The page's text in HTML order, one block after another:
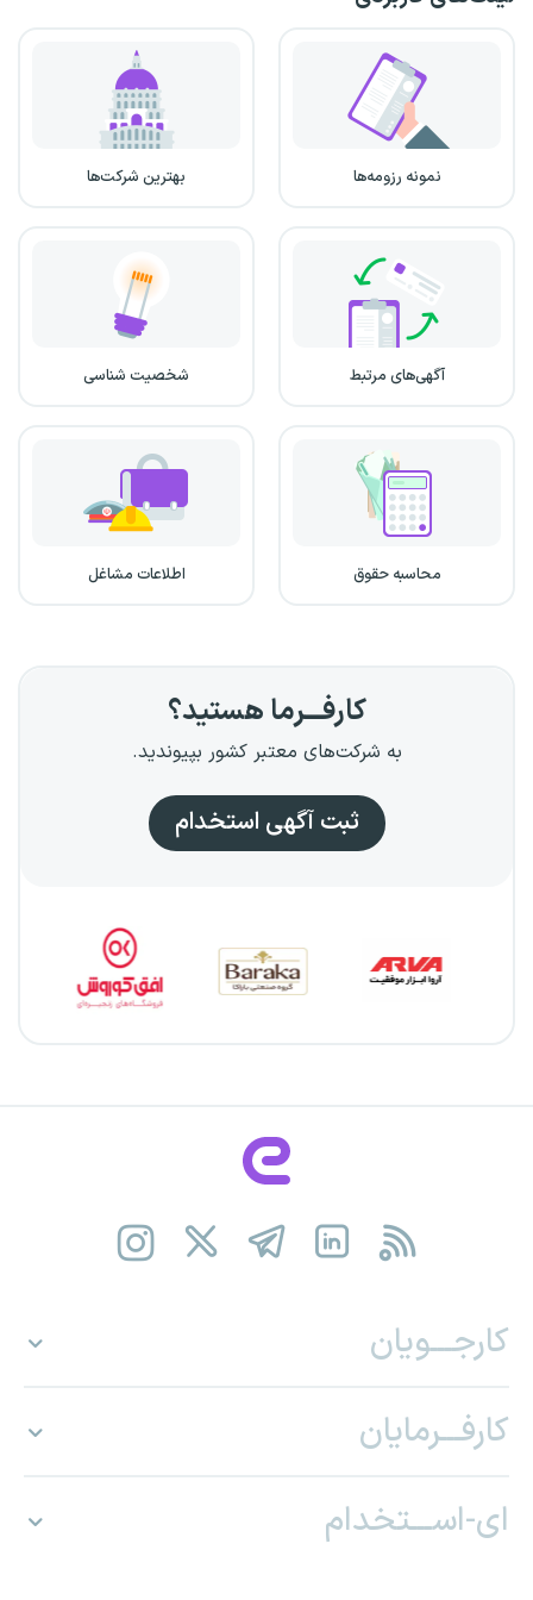
نمونه رزومه‌ها بهترین شرکت‌ها
آگهی‌های مرتبط شخصیت شناسی
محاسبه حقوق اطلاعات مشاغل
کارفـــرما هستید؟
به شرکت‌های معتبر کشور بپیوندید.
ثبت آگهی استخدام
کارجـــویان
کارفـــرمایان
ای-اســـتخدام